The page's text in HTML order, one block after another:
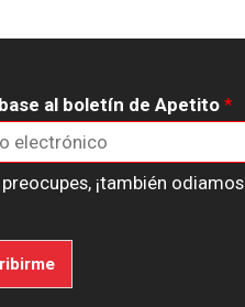
al boletín de Apetito *
¡también